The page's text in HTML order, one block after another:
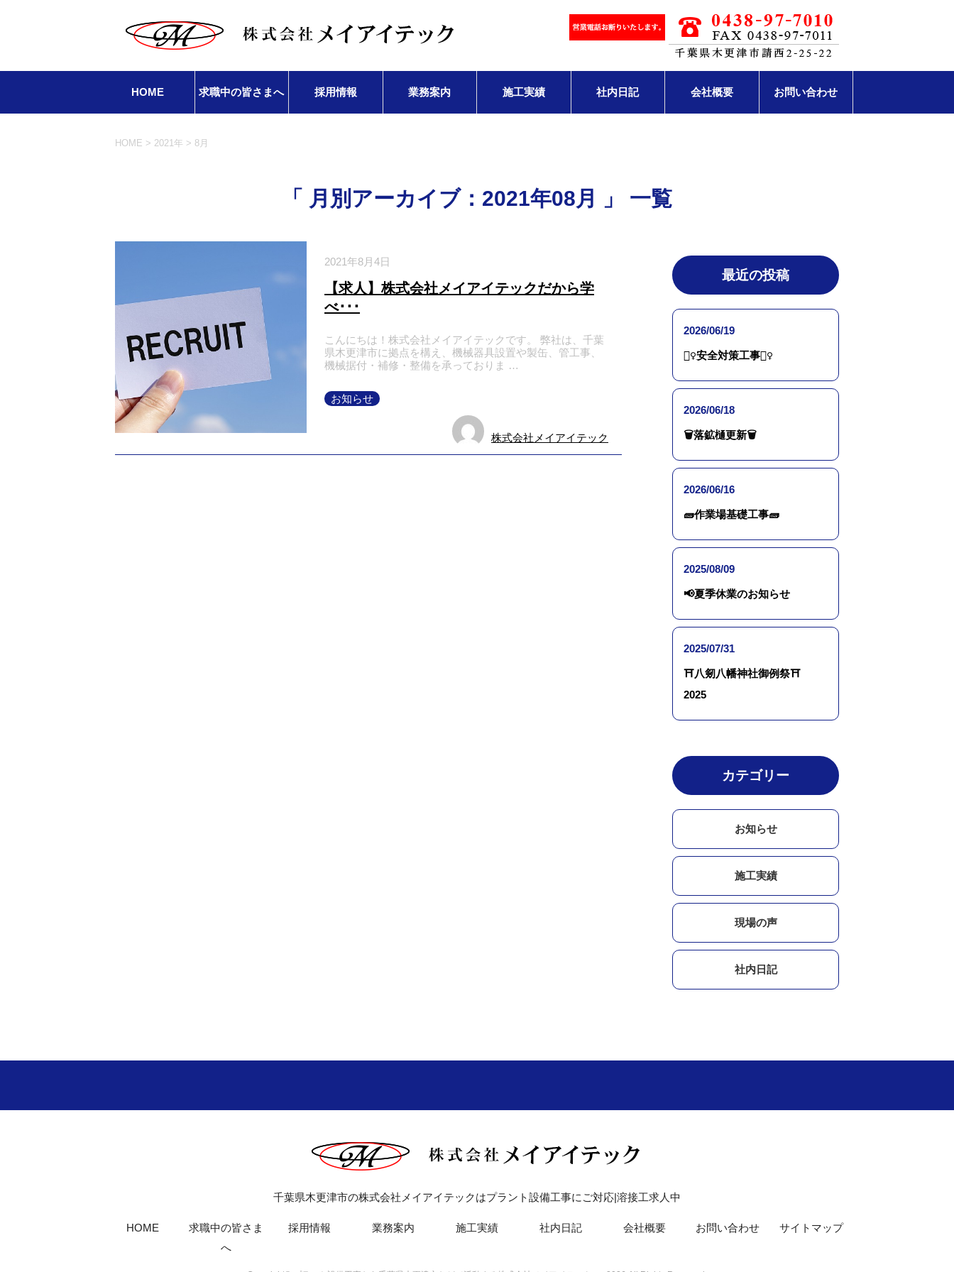
HOME 求職中の皆さまへ 採用情報 業務案内 施工実績 社内日記 会社概要 お問い合わせ
HOME > 2021年 > 8月
「 月別アーカイブ：2021年08月 」 一覧
2021年8月4日
【求人】株式会社メイアイテックだから学
べ･･･
こんにちは！株式会社メイアイテックです。 弊社は、千葉
県木更津市に拠点を構え、機械器具設置や製缶、管工事、
機械据付・補修・整備を承っておりま …
株式会社メイアイテック
お知らせ
最近の投稿
2026/06/19
👷‍♀️安全対策工事👷‍♀️
2026/06/18
🗑落鉱樋更新🗑
2026/06/16
🧱作業場基礎工事🧱
2025/08/09
📢夏季休業のお知らせ
2025/07/31
⛩八剱八幡神社御例祭⛩
2025
カテゴリー
お知らせ
施工実績
現場の声
社内日記
千葉県木更津市の株式会社メイアイテックはプラント設備工事にご対応|溶接工求人中
HOME
求職中の皆さま
へ
採用情報 業務案内 施工実績 社内日記 会社概要 お問い合わせ サイトマップ